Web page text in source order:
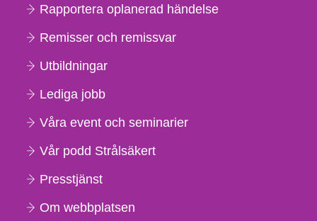
Rapportera oplanerad händelse
Remisser och remissvar
Utbildningar
Lediga jobb
Våra event och seminarier
Vår podd Strålsäkert
Presstjänst
Om webbplatsen